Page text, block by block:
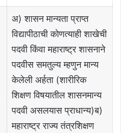
अ) शासन मान्यता प्राप्त
विद्यापीठाची कोणत्याही शाखेची
पदवी किंवा महाराष्ट्र शासनाने
पदवीस समतुल्य म्हणुन मान्य
केलेली अर्हता (शारीरिक
शिक्षण विषयातील शासनमान्य
पदवी असलयास प्राधान्य)ब)
महाराष्ट्र राज्य तंत्रशिक्षण